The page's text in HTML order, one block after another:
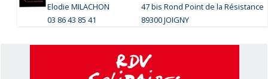
Elodie MILACHON
03 86 43 85 41
47 bis Rond Point de la Résistance
89300 JOIGNY